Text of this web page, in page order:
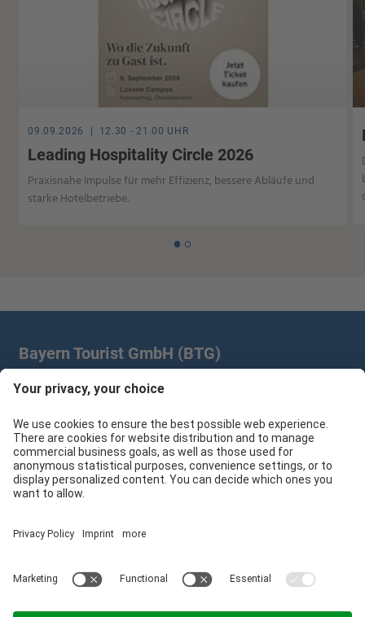
09.09.2026 | 12.30 - 21.00 UHR
Leading Hospitality Circle 2026
Praxisnahe Impulse für mehr Effizienz, bessere Abläufe und
starke Hotelbetriebe.
Bayern Tourist GmbH (BTG)
Prinz-Ludwig-Palais | Türkenstr. 7 | 80333 München
branchenpartner@btg-service.de
Bayern Tourist GmbH (BTG) Sitemap Impressum